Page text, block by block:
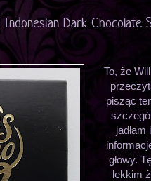
Dark Chocolate
To, że
pisząc
głowy.
lekkim